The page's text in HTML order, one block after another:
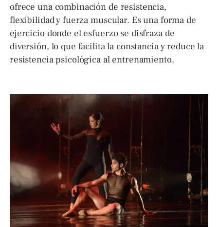
ofrece una combinación de resistencia,
flexibilidad y fuerza muscular. Es una forma de
ejercicio donde el esfuerzo se disfraza de
diversión, lo que facilita la constancia y reduce la
resistencia psicológica al entrenamiento.